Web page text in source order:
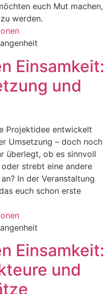
euch Mut machen,
werden.
Einsamkeit:
und
Projektidee entwickelt
Umsetzung – doch noch
überlegt, ob es sinnvoll
strebt eine andere
In der Veranstaltung
euch schon erste
Einsamkeit:
und